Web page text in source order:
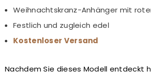
Weihnachtskranz-Anhänger mit
Festlich und zugleich edel
Kostenloser Versand
Nachdem Sie dieses Modell entdeckt